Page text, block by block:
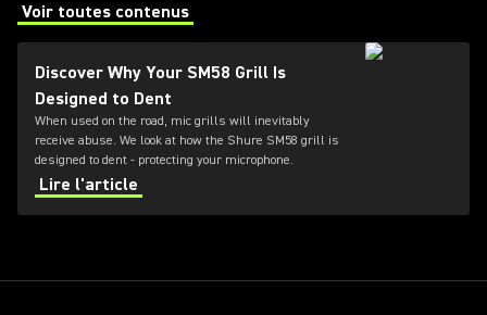
Voir toutes contenus
(Opens in a new tab)
Discover Why Your SM58 Grill Is
Designed to Dent
When used on the road, mic grills will inevitably
receive abuse. We look at how the Shure SM58 grill is
designed to dent - protecting your microphone.
Lire l'article